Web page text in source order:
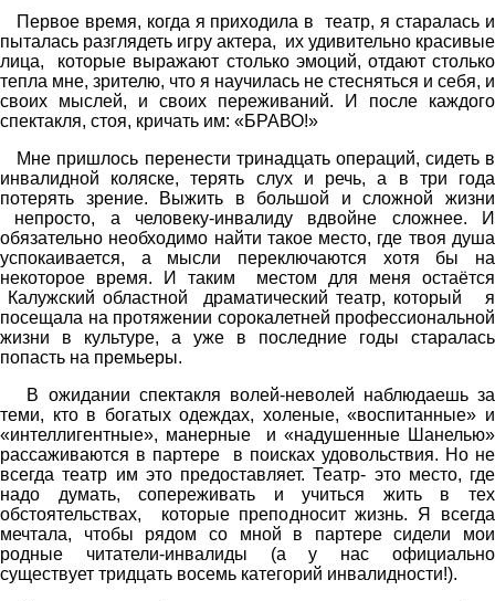
Первое время, когда я приходила в театр, я старалась и
пыталась разглядеть игру актера, их удивительно красивые
лица, которые выражают столько эмоций, отдают столько
тепла мне, зрителю, что я научилась не стесняться и себя, и
своих мыслей, и своих переживаний. И после каждого
спектакля, стоя, кричать им: «БРАВО!»
Мне пришлось перенести тринадцать операций, сидеть в
инвалидной коляске, терять слух и речь, а в три года
потерять зрение. Выжить в большой и сложной жизни
непросто, а человеку-инвалиду вдвойне сложнее. И
обязательно необходимо найти такое место, где твоя душа
успокаивается, а мысли переключаются хотя бы на
некоторое время. И таким местом для меня остаётся
Калужский областной драматический театр, который я
посещала на протяжении сорокалетней профессиональной
жизни в культуре, а уже в последние годы старалась
попасть на премьеры.
В ожидании спектакля волей-неволей наблюдаешь за
теми, кто в богатых одеждах, холеные, «воспитанные» и
«интеллигентные», манерные и «надушенные Шанелью»
рассаживаются в партере в поисках удовольствия. Но не
всегда театр им это предоставляет. Театр- это место, где
надо думать, сопереживать и учиться жить в тех
обстоятельствах, которые преподносит жизнь. Я всегда
мечтала, чтобы рядом со мной в партере сидели мои
родные читатели-инвалиды (а у нас официально
существует тридцать восемь категорий инвалидности!).